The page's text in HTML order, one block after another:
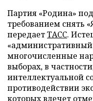
Партия «Родина»
требованием снять
передаетТАСС.
многочисленные
выборах, в
интеллектуальной
противодействии
которых влечет